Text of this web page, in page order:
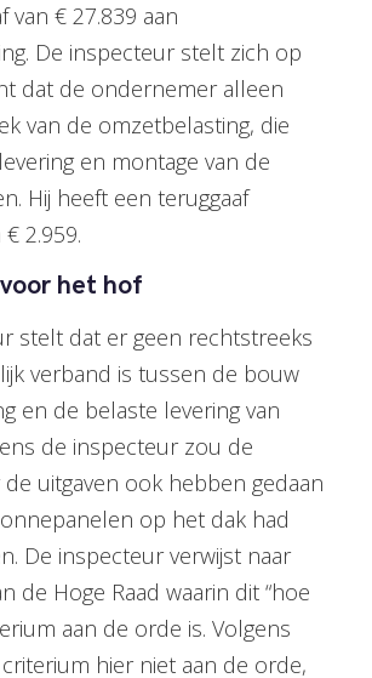
van € 27.839 aan
De inspecteur stelt zich op
dat de ondernemer alleen
van de omzetbelasting, die
en montage van de
Hij heeft een teruggaaf
2.959.
het hof
stelt dat er geen rechtstreeks
verband is tussen de bouw
en de belaste levering van
de inspecteur zou de
uitgaven ook hebben gedaan
op het dak had
De inspecteur verwijst naar
de Hoge Raad waarin dit “hoe
aan de orde is. Volgens
hier niet aan de orde,